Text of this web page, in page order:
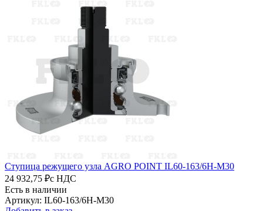
Ступица режущего узла AGRO POINT IL60-163/6H-M30
24 932,75 ₽с НДС
Есть в наличии
Артикул: IL60-163/6H-M30